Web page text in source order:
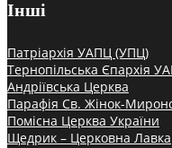
Інші
Патріархія УАПЦ (УПЦ)
Тернопільська Єпархія
Андріївська Церква
Парафія Св. Жінок-
Помісна Церква України
Щедрик – Церковна Лавка